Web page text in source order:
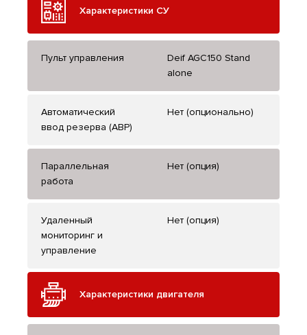
Характеристики СУ
Пульт управления
Deif AGC150 Stand
alone
Автоматический
ввод резерва (АВР)
Нет (опционально)
Параллельная
работа
Нет (опция)
Удаленный
мониторинг и
управление
Нет (опция)
Характеристики двигателя